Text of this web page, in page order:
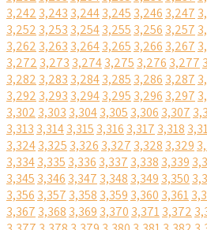
3,242 3,243 3,2443,245 3,246 3,247
3,252 3,253 3,2543,255 3,256 3,257
3,262 3,263 3,2643,265 3,266 3,267
3,272 3,273 3,2743,275 3,276 3,277
3,282 3,283 3,2843,285 3,286 3,287
3,292 3,293 3,2943,295 3,296 3,297
3,302 3,303 3,3043,305 3,306 3,307
3,313 3,3143,315 3,316 3,317 3,318
3,3243,325 3,326 3,327 3,328 3,329
3,3343,335 3,336 3,337 3,338 3,339
3,345 3,346 3,347 3,348 3,349 3,350
3,356 3,357 3,358 3,359 3,360 3,361
3,367 3,368 3,369 3,370 3,3713,372